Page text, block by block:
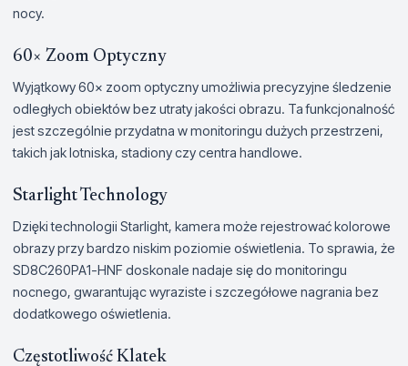
nocy.
60× Zoom Optyczny
Wyjątkowy 60× zoom optyczny umożliwia precyzyjne śledzenie
odległych obiektów bez utraty jakości obrazu. Ta funkcjonalność
jest szczególnie przydatna w monitoringu dużych przestrzeni,
takich jak lotniska, stadiony czy centra handlowe.
Starlight Technology
Dzięki technologii Starlight, kamera może rejestrować kolorowe
obrazy przy bardzo niskim poziomie oświetlenia. To sprawia, że
SD8C260PA1-HNF doskonale nadaje się do monitoringu
nocnego, gwarantując wyraziste i szczegółowe nagrania bez
dodatkowego oświetlenia.
Częstotliwość Klatek